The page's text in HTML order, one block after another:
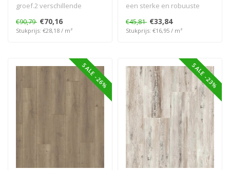
groef.2 verschillende
breedtes 1285x242mm of
1285x327..
€90,79 €70,16
Stukprijs: €28,18 / m²
een sterke en robuuste
plank. De plank is 8 mm dik
e..
€45,81 €33,84
Stukprijs: €16,95 / m²
SALE -26% SALE -23%